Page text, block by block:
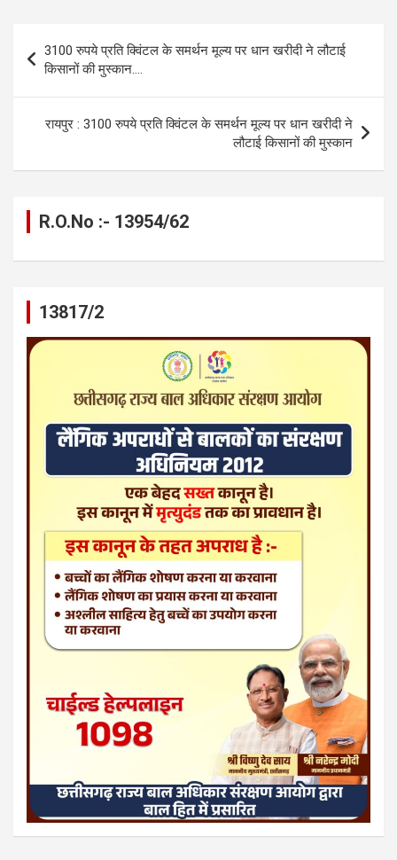
o
o
k
g
er
A
p
p
a
m
n
navigation
3100 रुपये प्रति क्विंटल के समर्थन मूल्य पर धान खरीदी ने लौटाई
किसानों की मुस्कान….
रायपुर : 3100 रुपये प्रति क्विंटल के समर्थन मूल्य पर धान खरीदी ने
लौटाई किसानों की मुस्कान
R.O.No :- 13954/62
13817/2